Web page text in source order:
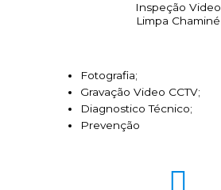
Inspeção Video
Limpa Chaminé
Fotografia;
Gravação Video CCTV;
Diagnostico Técnico;
Prevenção